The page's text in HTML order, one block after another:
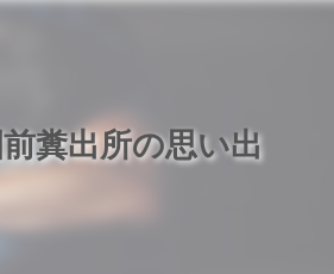
前糞出所の思い出